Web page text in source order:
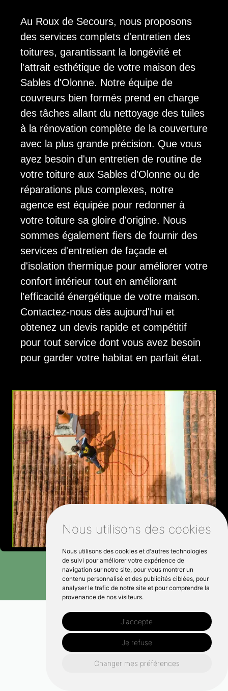
Nous utilisons des cookies
Nous utilisons des cookies et d'autres technologies
de suivi pour améliorer votre expérience de
navigation sur notre site, pour vous montrer un
contenu personnalisé et des publicités ciblées, pour
analyser le trafic de notre site et pour comprendre la
provenance de nos visiteurs.
J'accepte
Je refuse
Changer mes préférences
Au Roux de Secours, nous proposons
des services complets d'entretien des
toitures, garantissant la longévité et
l'attrait esthétique de votre maison des
Sables d'Olonne. Notre équipe de
couvreurs bien formés prend en charge
des tâches allant du nettoyage des tuiles
à la rénovation complète de la couverture
avec la plus grande précision. Que vous
ayez besoin d'un entretien de routine de
votre toiture aux Sables d'Olonne ou de
réparations plus complexes, notre
agence est équipée pour redonner à
votre toiture sa gloire d'origine. Nous
sommes également fiers de fournir des
services d'entretien de façade et
d'isolation thermique pour améliorer votre
confort intérieur tout en améliorant
l'efficacité énergétique de votre maison.
Contactez-nous dès aujourd'hui et
obtenez un devis rapide et compétitif
pour tout service dont vous avez besoin
pour garder votre habitat en parfait état.